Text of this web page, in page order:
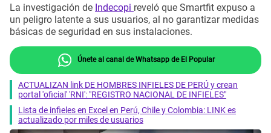
La investigación de Indecopi reveló que Smartfit expuso a
un peligro latente a sus usuarios, al no garantizar medidas
básicas de seguridad en sus instalaciones.
Únete al canal de Whatsapp de El Popular
ACTUALIZAN link DE HOMBRES INFIELES DE PERÚ y crean
portal 'oficial' 'RNI': "REGISTRO NACIONAL DE INFIELES"
Lista de infieles en Excel en Perú, Chile y Colombia: LINK es
actualizado por miles de usuarios